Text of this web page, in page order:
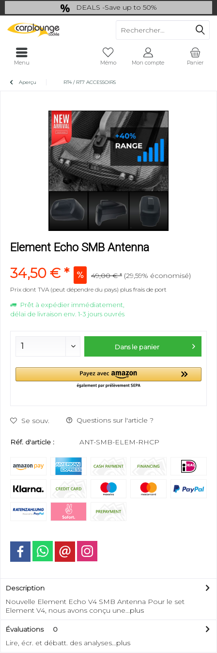
DEALS -Save up to 50%
last Chance: ... if gone then gone
Panier
Mémo Mon compte
Menu
Aperçu RT4 / RT7 ACCESSOIRS
Element Echo SMB Antenna
34,50 € * 49,00 € * (29,59% économisé)
Prix dont TVA (peut dépendre du pays) plus frais de port
Prêt à expédier immédiatement,
délai de livraison env. 1-3 jours ouvrés
Dans le panier
Se souv. Questions sur l'article ?
Réf. d'article : ANT-SMB-ELEM-RHCP
Description
Nouvelle Element Echo V4 SMB Antenna Pour le set
Element V4, nous avons conçu une...plus
Évaluations
0
Lire, écr. et débatt. des analyses…plus